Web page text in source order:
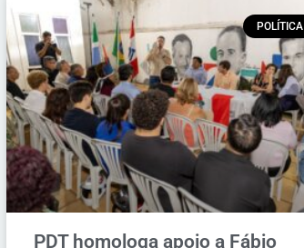
POLÍTICA
PDT homologa apoio a Fábio